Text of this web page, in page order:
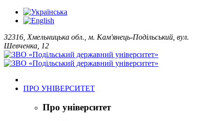
32316, Хмельницька обл., м. Кам'янець-Подільський, вул.
Шевченка, 12
ПРО УНІВЕРСИТЕТ
Про університет